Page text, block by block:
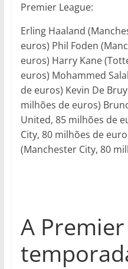
Premier League:
Erling Haaland
euros) Phil Foden
euros) Harry Kane
euros) Mohammed
de euros) Kevin De
milhões de euros)
United, 85 milhões de
City, 80 milhões de
(Manchester City, 80
A